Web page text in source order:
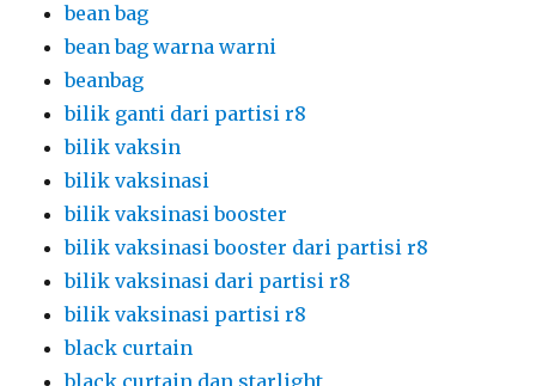
bean bag
bean bag warna warni
beanbag
bilik ganti dari partisi r8
bilik vaksin
bilik vaksinasi
bilik vaksinasi booster
bilik vaksinasi booster dari partisi r8
bilik vaksinasi dari partisi r8
bilik vaksinasi partisi r8
black curtain
black curtain dan starlight